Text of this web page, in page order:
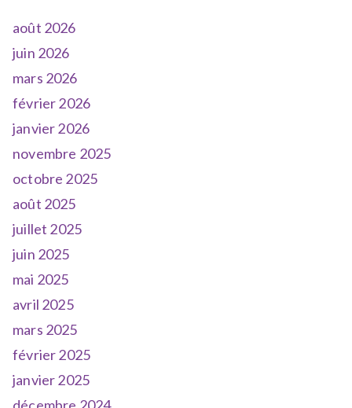
août 2026
juin 2026
mars 2026
février 2026
janvier 2026
novembre 2025
octobre 2025
août 2025
juillet 2025
juin 2025
mai 2025
avril 2025
mars 2025
février 2025
janvier 2025